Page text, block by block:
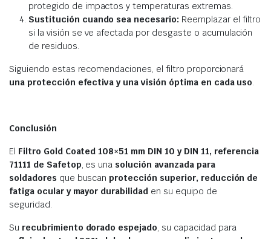
protegido de impactos y temperaturas extremas.
Sustitución cuando sea necesario: Reemplazar el filtro
si la visión se ve afectada por desgaste o acumulación
de residuos.
Siguiendo estas recomendaciones, el filtro proporcionará
una protección efectiva y una visión óptima en cada uso.
Conclusión
El Filtro Gold Coated 108×51 mm DIN 10 y DIN 11, referencia
71111 de Safetop, es una solución avanzada para
soldadores que buscanprotección superior, reducción de
fatiga ocular y mayor durabilidad en su equipo de
seguridad.
Su recubrimiento dorado espejado, su capacidad para